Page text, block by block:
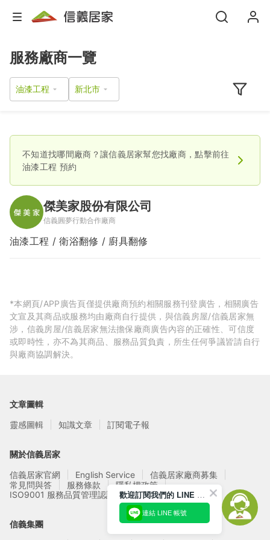
服務廠商一覽
油漆工程
不知道找哪間廠商？讓信義居家幫您找廠商，點擊前往
油漆工程 預約
傑美家股份有限公司
信義圓夢行動合作廠商
油漆工程 / 衛浴翻修 / 廚具翻修
*本網頁/APP廣告頁僅提供廠商預約相關服務刊登廣告，相關廣告
文宣及其商品或服務均由廠商自行提供，與信義房屋/信義居家無
涉，信義房屋/信義居家無法擔保廠商廣告內容的正確性、可信度
或即時性，亦不為其商品、服務品質負責，所生任何爭議皆請自行
與廠商協調解決。
文章圖輯
靈感圖輯
知識文章 訂閱電子報
關於信義居家
信義居家官網
English Service
信義居家廠商募集
常見問與答
服務條款
隱私權政策
ISO9001 服務品質管理認證
信義集團
歡迎訂閱我們的 LINE 官方帳號
連結 LINE 帳號